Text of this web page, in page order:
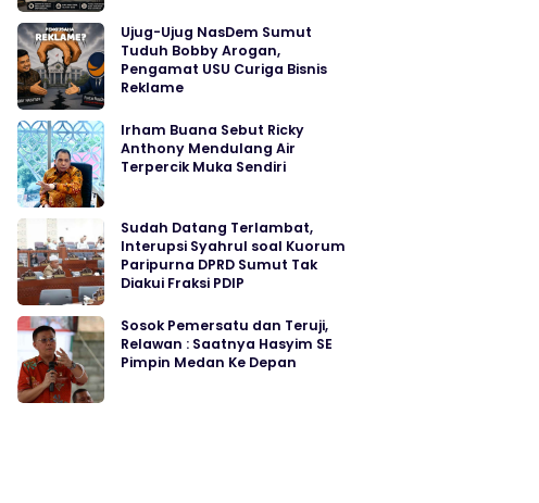
Ujug-Ujug NasDem Sumut
Tuduh Bobby Arogan,
Pengamat USU Curiga Bisnis
Reklame
Irham Buana Sebut Ricky
Anthony Mendulang Air
Terpercik Muka Sendiri
Sudah Datang Terlambat,
Interupsi Syahrul soal Kuorum
Paripurna DPRD Sumut Tak
Diakui Fraksi PDIP
Sosok Pemersatu dan Teruji,
Relawan : Saatnya Hasyim SE
Pimpin Medan Ke Depan